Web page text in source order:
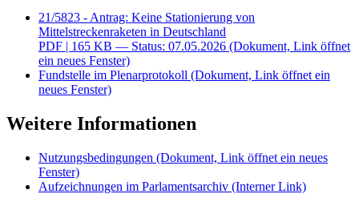
21/5823 - Antrag: Keine Stationierung von
Mittelstreckenraketen in Deutschland
PDF | 165 KB — Status: 07.05.2026 (Dokument, Link öffnet
ein neues Fenster)
Fundstelle im Plenarprotokoll (Dokument, Link öffnet ein
neues Fenster)
Weitere Informationen
Nutzungsbedingungen (Dokument, Link öffnet ein neues
Fenster)
Aufzeichnungen im Parlamentsarchiv (Interner Link)